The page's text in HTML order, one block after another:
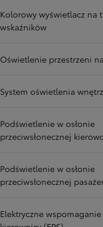
Kolorowy wyświetlacz na
wskaźników
Oświetlenie przestrzeni
System oświetlenia
Podświetlenie w osłonie
przeciwsłonecznej
Podświetlenie w osłonie
przeciwsłonecznej
Elektryczne wspomaganie